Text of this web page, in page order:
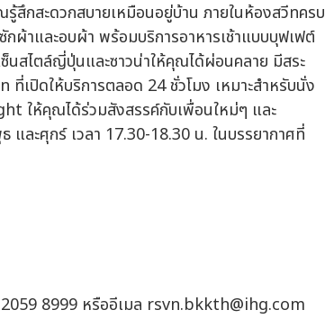
กสะดวกสบายเหมือนอยู่บ้าน ภายในห้องสวีทครบ
ผ้าและอบผ้า พร้อมบริการอาหารเช้าแบบบุฟเฟต์
นสไตล์ญี่ปุ่นและซาวน่าให้คุณได้ผ่อนคลาย มีสระ
เปิดให้บริการตลอด 24 ชั่วโมง เหมาะสำหรับนั่ง
ให้คุณได้ร่วมสังสรรค์กับเพื่อนใหม่ๆ และ
ละศุกร์ เวลา 17.30-18.30 น. ในบรรยากาศที่
8999 หรืออีเมล rsvn.bkkth@ihg.com